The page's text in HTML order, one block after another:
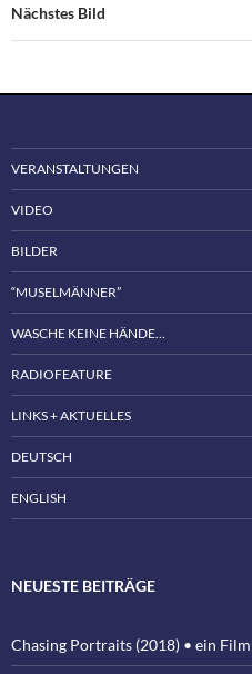
Nächstes Bild
VERANSTALTUNGEN
VIDEO
BILDER
“MUSELMÄNNER”
WASCHE KEINE HÄNDE…
RADIOFEATURE
LINKS + AKTUELLES
DEUTSCH
ENGLISH
NEUESTE BEITRÄGE
Chasing Portraits (2018) • ein